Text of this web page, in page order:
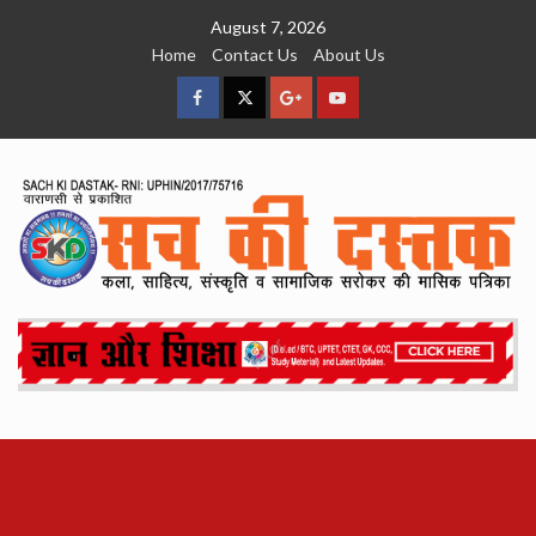
August 7, 2026
Home
Contact Us About Us
facebookTwitterGoogleYouTube